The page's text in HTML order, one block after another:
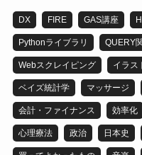
DX FIRE GAS講座
Pythonライブラリ QUERY
Webスクレイピング イラス
ベイズ統計学 マッサージ
会計・ファイナンス 効率化
心理療法 政治 日本史